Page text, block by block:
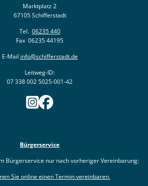
Marktplatz 2
67105 Schifferstadt
Tel. 06235 440
Fax 06235 44195
E-Mail info@schifferstadt.de
Leitweg-ID:
07 338 002 5025-001-42
Bürgerservice
Bürgerservice nur nach vorheriger Vereinbarung:
Sie online einen Termin vereinbaren.